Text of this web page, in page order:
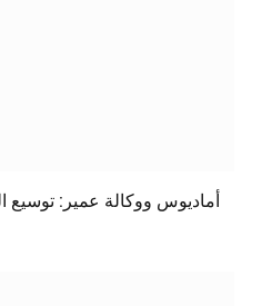
أماديوس ووكالة عمير: